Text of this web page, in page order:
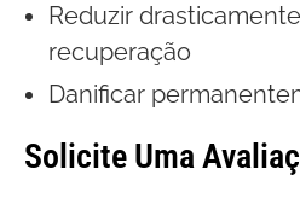
Reduzir
recuperação
Danificar
Solicite Uma